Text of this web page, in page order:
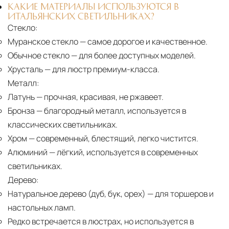
КАКИЕ МАТЕРИАЛЫ ИСПОЛЬЗУЮТСЯ В
ИТАЛЬЯНСКИХ СВЕТИЛЬНИКАХ?
Стекло:
Муранское стекло— самое дорогое и качественное.
Обычное стекло— для более доступных моделей.
Хрусталь— для люстр премиум-класса.
Металл:
Латунь— прочная, красивая, не ржавеет.
Бронза — благородный металл, используется в
классических светильниках.
Хром — современный, блестящий, легко чистится.
Алюминий — лёгкий, используется в современных
светильниках.
Дерево:
Натуральное дерево (дуб, бук, орех) — для торшеров и
настольных ламп.
Редко встречается в люстрах, но используется в